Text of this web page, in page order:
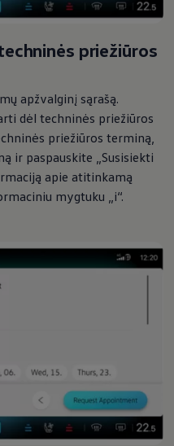
priežiūros
apžvalginį sąrašą.
dėl techninės priežiūros
priežiūros terminą,
ir paspauskite „Susisiekti
apie atitinkamą
mygtuku „i“.